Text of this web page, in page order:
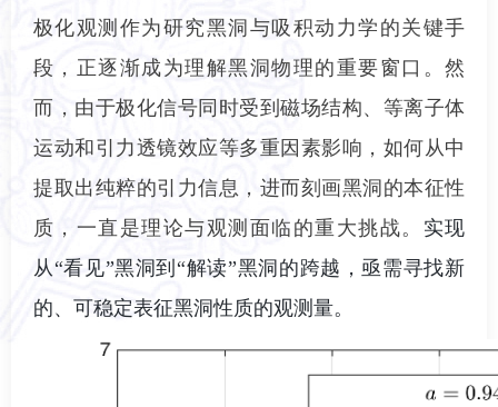
极化观测作为研究黑洞与吸积动力学的关键手
段，正逐渐成为理解黑洞物理的重要窗口。然
而，由于极化信号同时受到磁场结构、等离子体
运动和引力透镜效应等多重因素影响，如何从中
提取出纯粹的引力信息，进而刻画黑洞的本征性
质，一直是理论与观测面临的重大挑战。 实现
从“看见”黑洞到“解读”黑洞的跨越，亟需寻找新
的、可稳定表征黑洞性质的观测量。